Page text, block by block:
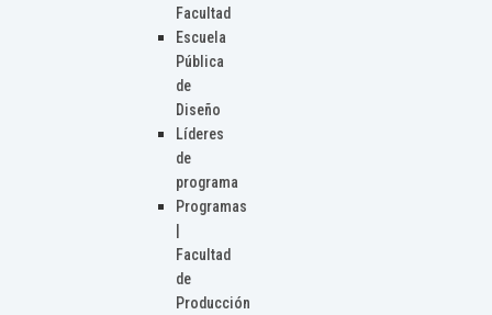
Facultad
Escuela
Pública
de
Diseño
Líderes
de
programa
Programas
Facultad
de
Producción